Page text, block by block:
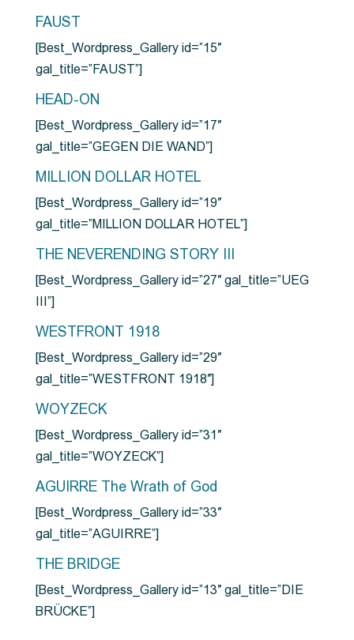
FAUST
[Best_Wordpress_Gallery id=”15″
gal_title=”FAUST”]
HEAD-ON
[Best_Wordpress_Gallery id=”17″
gal_title=”GEGEN DIE WAND”]
MILLION DOLLAR HOTEL
[Best_Wordpress_Gallery id=”19″
gal_title=”MILLION DOLLAR HOTEL”]
THE NEVERENDING STORY III
[Best_Wordpress_Gallery id=”27″ gal_title=”UEG
III”]
WESTFRONT 1918
[Best_Wordpress_Gallery id=”29″
gal_title=”WESTFRONT 1918″]
WOYZECK
[Best_Wordpress_Gallery id=”31″
gal_title=”WOYZECK”]
AGUIRRE The Wrath of God
[Best_Wordpress_Gallery id=”33″
gal_title=”AGUIRRE”]
THE BRIDGE
[Best_Wordpress_Gallery id=”13″ gal_title=”DIE
BRÜCKE”]